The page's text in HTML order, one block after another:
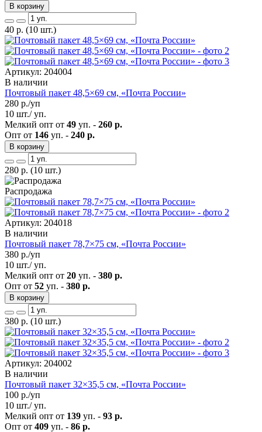
В корзину
40 р. (10 шт.)
Артикул: 204004
В наличии
Почтовый пакет 48,5×69 см, «Почта России»
280 р./уп
10 шт./ уп.
Мелкий опт от 49 уп. - 260 р.
Опт от 146 уп. - 240 р.
В корзину
280 р. (10 шт.)
Распродажа
Артикул: 204018
В наличии
Почтовый пакет 78,7×75 см, «Почта России»
380 р./уп
10 шт./ уп.
Мелкий опт от 20 уп. - 380 р.
Опт от 52 уп. - 380 р.
В корзину
380 р. (10 шт.)
Артикул: 204002
В наличии
Почтовый пакет 32×35,5 см, «Почта России»
100 р./уп
10 шт./ уп.
Мелкий опт от 139 уп. - 93 р.
Опт от 409 уп. - 86 р.